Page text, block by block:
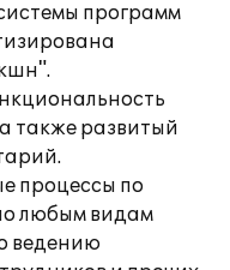
программ
также развитый
процессы по
любым видам
ведению